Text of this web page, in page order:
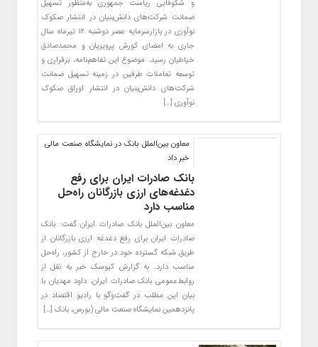
و شکوفایی ریاست جمهوری به‌منظور تسهیل
ضمانت شرکت‌های دانش‌بنیان در انتشار صکوک
نوآوری در بازارسرمایه عصر دوشنبه ۱۲ تیرماه سال
جاری به امضای کورش پرویزیان و محمدصادق
خیاطیان رسید. موضوع این تفاهم‌نامه، برقراری و
توسعه تعاملات طرفین در زمینه تسهیل ضمانت
شرکت‌های دانش‌بنیان در انتشار اوراق صکوک
نوآوری […]
معاون بین‌الملل بانک در نمایشگاه صنعت مالی
خبر داد
بانک صادرات ایران برای رفع
دغدغه‌های ارزی بازرگانان راه‌حل
مناسب دارد
​​معاون بین‌الملل بانک صادرات ایران گفت: بانک
صادرات ایران برای رفع دغدغه ارزی بازرگانان از
طریق شبکه گسترده خود در خارج از کشور، راه‌‌حل
مناسب دارد. ​به گزارش کیوسک خبر به نقل از
روابط‌عمومی بانک صادرات ایران، داود مهدیان با
بیان این مطلب در گفت‌وگو با رادیو اقتصاد در
پانزدهمین نمایشگاه صنعت مالی (بورس، بانک […]